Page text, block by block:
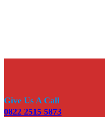
Give Us A Call
0822 2515 5873